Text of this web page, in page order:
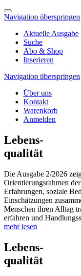
Navigation überspringen
Aktuelle Ausgabe
Suche
Abo & Shop
Inserieren
Navigation überspringen
Über uns
Kontakt
Warenkorb
Anmelden
Lebens-
qualität
Die Ausgabe 2/2026
Orientierungsrahmen
Erfahrungen, soziale
Einschätzungen
Menschen ihren Alltag
erfahren und
mehr lesen
Lebens-
qualität